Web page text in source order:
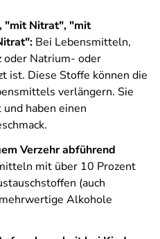
"mit Nitrat", "mit
Bei Lebensmitteln,
Natrium- oder
ist. Diese Stoffe können die
verlängern. Sie
haben einen
Verzehr abführend
mit über 10 Prozent
(auch
Alkohole